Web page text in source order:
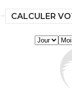
CALCULER